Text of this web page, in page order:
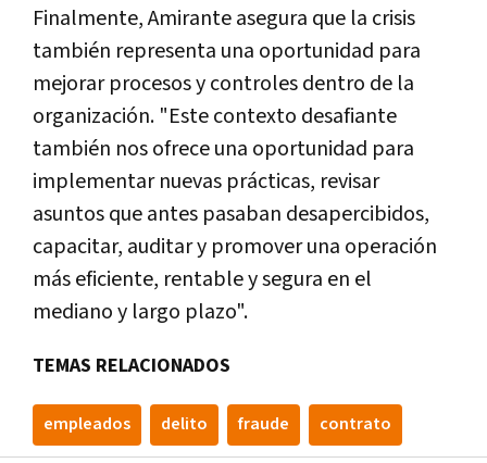
Finalmente, Amirante asegura que la crisis
también representa una oportunidad para
mejorar procesos y controles dentro de la
organización. "Este contexto desafiante
también nos ofrece una oportunidad para
implementar nuevas prácticas, revisar
asuntos que antes pasaban desapercibidos,
capacitar, auditar y promover una operación
más eficiente, rentable y segura en el
mediano y largo plazo".
TEMAS RELACIONADOS
empleados delito fraude contrato